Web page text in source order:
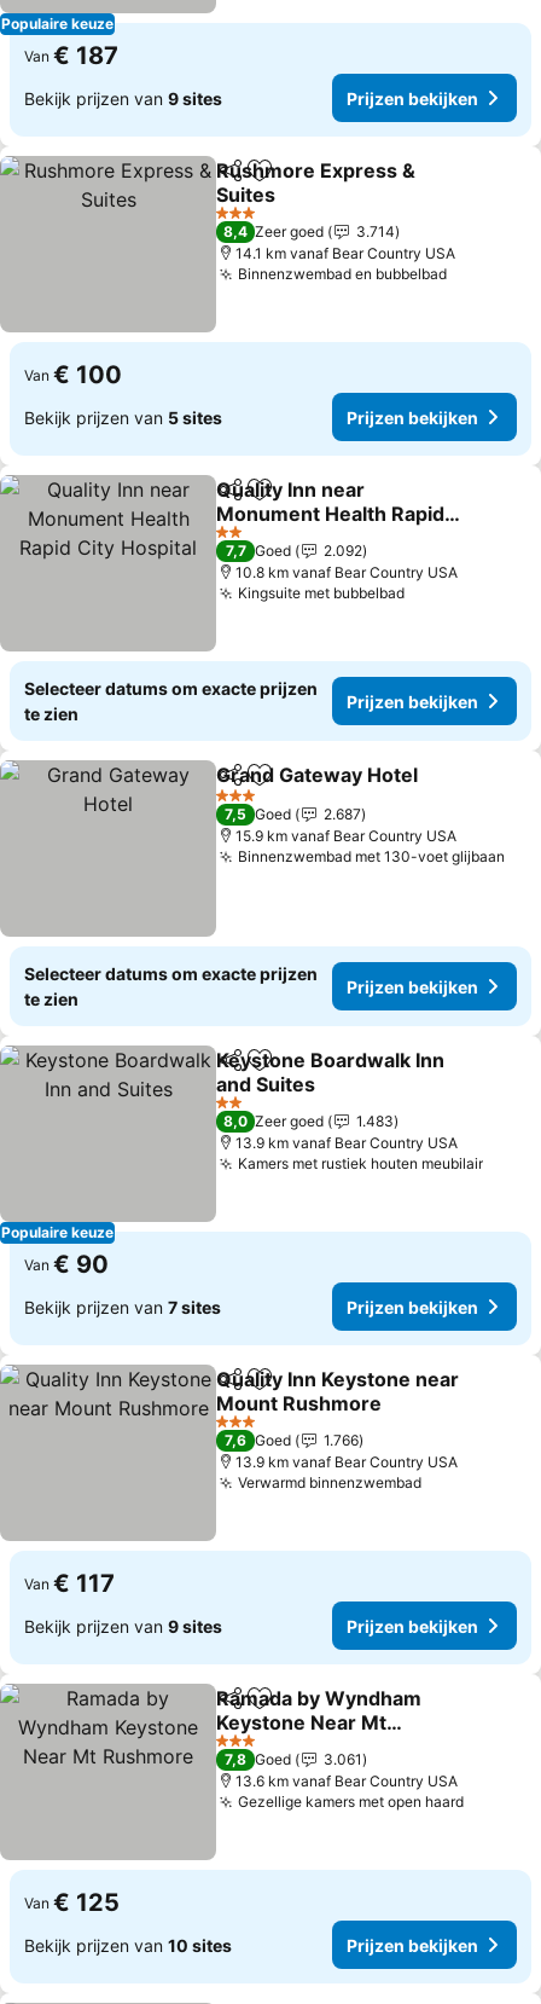
Populaire keuze
Van € 187
Bekijk prijzen van 9 sites Prijzen bekijken
DelenToevoegen aan favorieten
Rushmore Express &
Suites
3 Sterren
8,4 Zeer goed
3.714
14.1 km vanaf Bear Country USA
Binnenzwembad en bubbelbad
Van € 100
Bekijk prijzen van 5 sites Prijzen bekijken
DelenToevoegen aan favorieten
Quality Inn near
Monument Health Rapid
City Hospital
2 Sterren
7,7 Goed
2.092
10.8 km vanaf Bear Country USA
Kingsuite met bubbelbad
Selecteer datums om exacte prijzen
te zien
Prijzen bekijken
DelenToevoegen aan favorieten
Grand Gateway Hotel
3 Sterren
7,5 Goed
2.687
15.9 km vanaf Bear Country USA
Binnenzwembad met 130-voet glijbaan
Selecteer datums om exacte prijzen
te zien
Prijzen bekijken
Populaire keuze
DelenToevoegen aan favorieten
Keystone Boardwalk Inn
and Suites
2 Sterren
8,0 Zeer goed
1.483
13.9 km vanaf Bear Country USA
Kamers met rustiek houten meubilair
Van € 90
Bekijk prijzen van 7 sites Prijzen bekijken
DelenToevoegen aan favorieten
Quality Inn Keystone near
Mount Rushmore
3 Sterren
7,6 Goed
1.766
13.9 km vanaf Bear Country USA
Verwarmd binnenzwembad
Van € 117
Bekijk prijzen van 9 sites Prijzen bekijken
DelenToevoegen aan favorieten
Ramada by Wyndham
Keystone Near Mt
Rushmore
3 Sterren
7,8 Goed
3.061
13.6 km vanaf Bear Country USA
Gezellige kamers met open haard
Van € 125
Bekijk prijzen van 10 sites Prijzen bekijken